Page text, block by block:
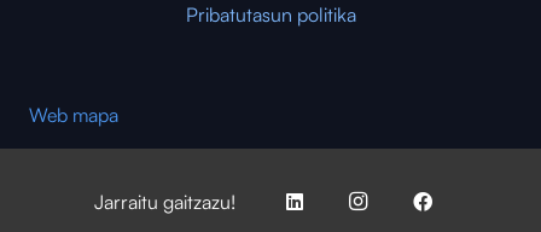
Pribatutasun politika
Web mapa
Jarraitu gaitzazu!